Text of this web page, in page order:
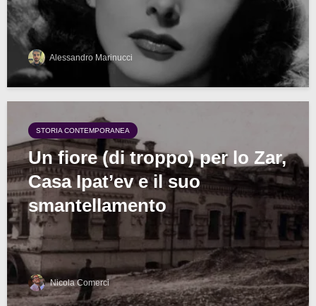
Alessandro Marinucci
STORIA CONTEMPORANEA
Un fiore (di troppo) per lo Zar,
Casa Ipat’ev e il suo
smantellamento
Nicola Comerci